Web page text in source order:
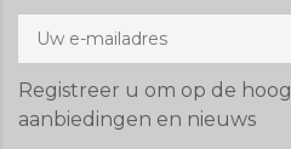
Registreer u om op de
aanbiedingen en nieuws